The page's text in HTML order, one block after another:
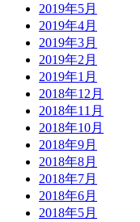
2019年5月
2019年4月
2019年3月
2019年2月
2019年1月
2018年12月
2018年11月
2018年10月
2018年9月
2018年8月
2018年7月
2018年6月
2018年5月